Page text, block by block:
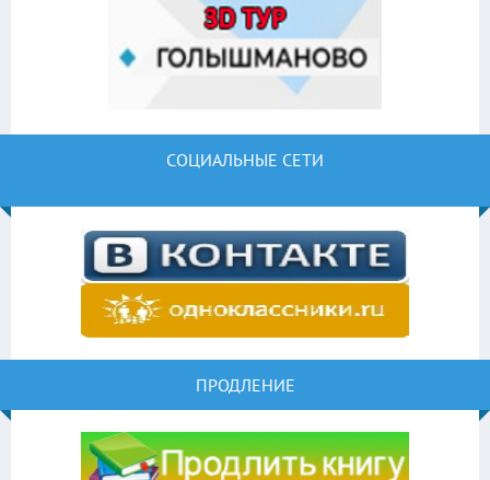
СОЦИАЛЬНЫЕ СЕТИ
ПРОДЛЕНИЕ